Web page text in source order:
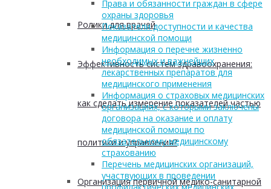
Ролики для врачей
Эффективность систем здравоохранения:
как сделать измерение показателей частью
политики и управления?
Организация первичной медико-санитарной
Права и обязанности граждан в сфере
охраны здоровья
Показатели доступности и качества
медицинской помощи
Информация о перечне жизненно
необходимых и важнейших
лекарственных препаратов для
медицинского применения
Информация о страховых медицинских
организациях, с которыми заключены
договора на оказание и оплату
медицинской помощи по
обязательному медицинскому
страхованию
Перечень медицинских организаций,
участвующих в проведении